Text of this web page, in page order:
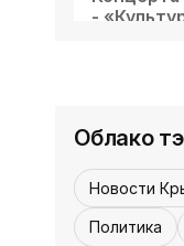
народа - на
-
Облако
Новости
Политика